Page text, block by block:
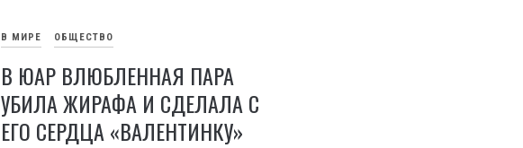
В МИРЕ ОБЩЕСТВО
В ЮАР ВЛЮБЛЕННАЯ ПАРА
УБИЛА ЖИРАФА И СДЕЛАЛА С
ЕГО СЕРДЦА «ВАЛЕНТИНКУ»